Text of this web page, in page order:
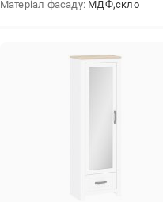
Матеріал фасаду МДФ,скло